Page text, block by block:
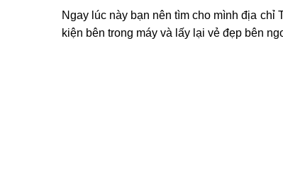
Ngay lúc này bạn nên tìm cho mình địa chỉ
kiện bên trong máy và lấy lại vẻ đẹp bên